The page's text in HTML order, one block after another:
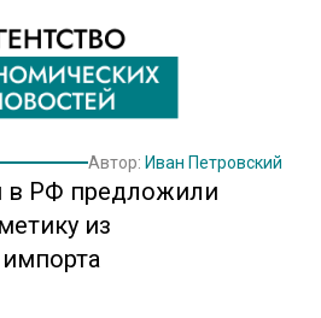
Автор: Иван Петровский
в РФ предложили
из